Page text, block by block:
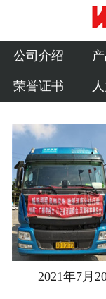
公司介绍
荣誉证书
2021年7月